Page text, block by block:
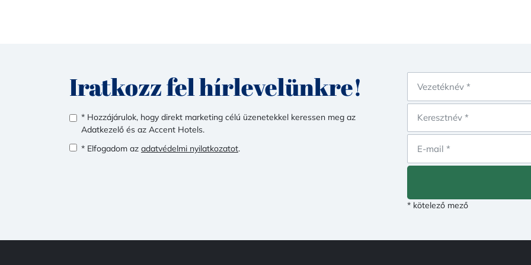
Iratkozz fel hírlevelünkre!
* Hozzájárulok, hogy direkt marketing célú üzenetekkel keressen meg az
Adatkezelő és az Accent Hotels.
* Elfogadom az adatvédelmi nyilatkozatot.
* kötelező mező